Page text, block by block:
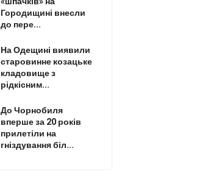
Городищині внесли
до пере...
На Одещині виявили
старовинне козацьке
кладовище з
рідкісним...
До Чорнобиля
вперше за 20 років
прилетіли на
гніздування біл...